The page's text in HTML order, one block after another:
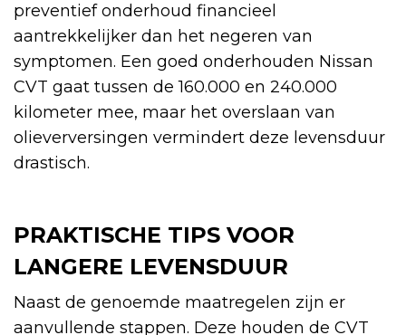
preventief onderhoud financieel
aantrekkelijker dan het negeren van
symptomen. Een goed onderhouden Nissan
CVT gaat tussen de 160.000 en 240.000
kilometer mee, maar het overslaan van
olieverversingen vermindert deze levensduur
drastisch.
PRAKTISCHE TIPS VOOR
LANGERE LEVENSDUUR
Naast de genoemde maatregelen zijn er
aanvullende stappen. Deze houden de CVT